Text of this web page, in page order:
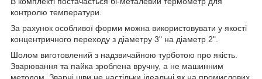
контролю температури.
За рахунок особливої форми можна використовувати у якості
концентричного переходу з діаметру 3" на діаметр 2".
Шолом виготовлений з надзвичайною турботою про якість.
Зварювання та пайка зроблена вручну, а не машинним
методом. Зварні шви не настільки ідеальні як на промислових